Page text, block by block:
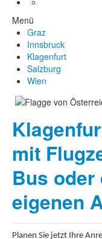
Menü
Graz
Innsbruck
Klagenfurt
Salzburg
Wien
mit
Bus oder
eigenen
Planen Sie jetzt Ihre